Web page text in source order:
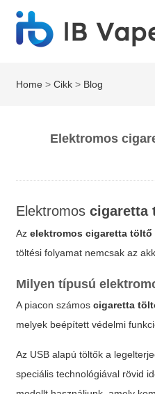
Home >Cikk > Blog
Elektromos
Elektromoscigaretta
Azelektromos cigaretta töltő
töltési folyamat nemcsak az
Milyen típusú
A piacon számoscigaretta
melyek beépített védelmi
Az USB alapútöltők a
speciális technológiával rövid